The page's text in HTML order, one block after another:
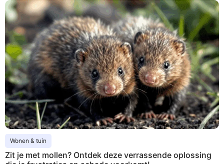
Wonen & tuin
Zit je met mollen? Ontdek deze verrassende oplossing